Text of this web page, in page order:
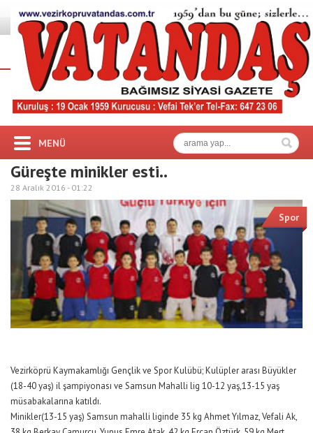
MENÜ
Güreşte minikler esti..
28 Aralık 2016 - 01:22
Spor
Vezirköprü Kaymakamlığı Gençlik ve Spor Kulübü; Kulüpler arası Büyükler
(18-40 yaş) il şampiyonası ve Samsun Mahalli lig 10-12 yaş,13-15 yaş
müsabakalarına katıldı.
Minikler(13-15 yaş) Samsun mahalli liginde 35 kg Ahmet Yılmaz, Vefali Ak,